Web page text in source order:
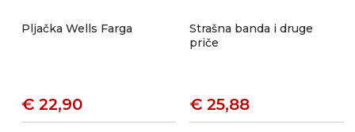
Pljačka Wells Farga
€ 22,90
Strašna banda i druge
priče
€ 25,88